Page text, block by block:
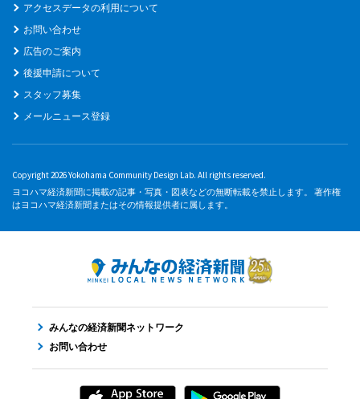
アクセスデータの利用について
お問い合わせ
広告のご案内
後援申請について
スタッフ募集
メールニュース登録
Copyright 2026 Yokohama Community Design Lab. All rights reserved.
ヨコハマ経済新聞に掲載の記事・写真・図表などの無断転載を禁止します。 著作権
はヨコハマ経済新聞またはその情報提供者に属します。
みんなの経済新聞ネットワーク
お問い合わせ